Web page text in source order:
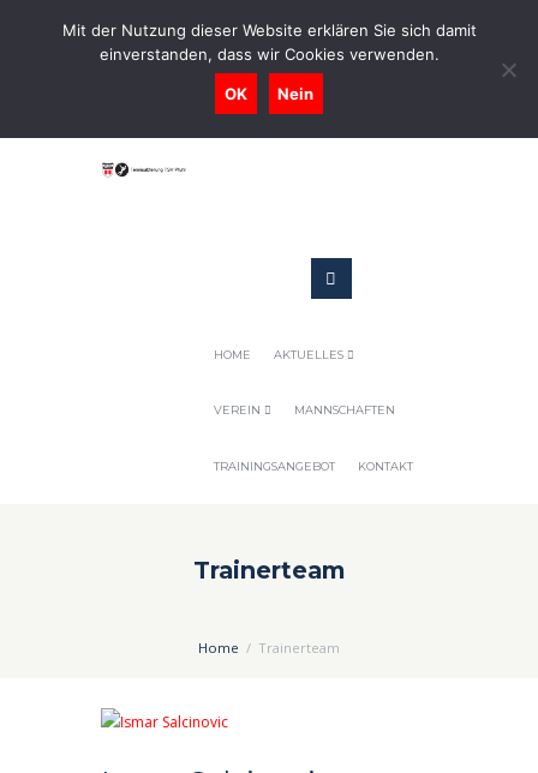
0731-9716400
Geschaeftsstelle@tennis-tsv-pfuhl.de
HOME AKTUELLES
VEREIN MANNSCHAFTEN
TRAININGSANGEBOT KONTAKT
Trainerteam
Home Trainerteam
Mit der Nutzung dieser Website erklären Sie sich damit
einverstanden, dass wir Cookies verwenden.
OK Nein